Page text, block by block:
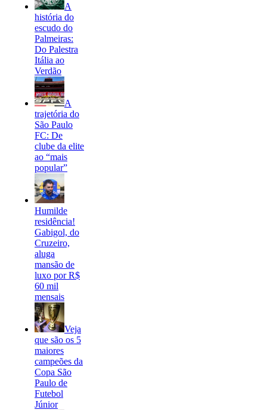
A
história do
escudo do
Palmeiras:
Do Palestra
Itália ao
Verdão
A
trajetória do
São Paulo
FC: De
clube da elite
ao “mais
popular”
Humilde
residência!
Gabigol, do
Cruzeiro,
aluga
mansão de
luxo por R$
60 mil
mensais
Veja
que são os 5
maiores
campeões da
Copa São
Paulo de
Futebol
Júnior